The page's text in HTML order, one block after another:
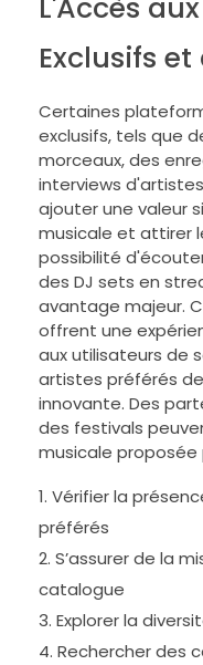
Exclusifs et
Certaines
exclusifs, tels que
morceaux, des
interviews
ajouter une valeur
musicale et attirer
possibilité
des DJ sets en
avantage majeur.
offrent une
aux utilisateurs de
artistes préférés
innovante. Des
des festivals
musicale
Vérifier la
préférés
S’assurer de la
catalogue
Explorer la
Rechercher des